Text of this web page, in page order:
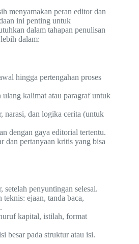
menyamakan peran editor dan
ini penting untuk
dalam tahapan penulisan
dalam:
hingga pertengahan proses
kalimat atau paragraf untuk
narasi, dan logika cerita (untuk
dengan gaya editorial tertentu.
dan pertanyaan kritis yang bisa
setelah penyuntingan selesai.
teknis: ejaan, tanda baca,
kapital, istilah, format
besar pada struktur atau isi.